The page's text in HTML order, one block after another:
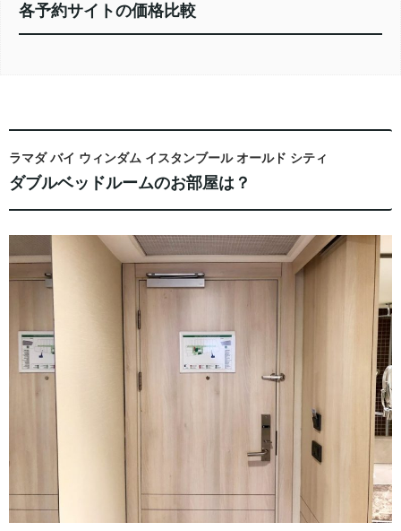
各予約サイトの価格比較
ラマダ バイ ウィンダム イスタンブール オールド シティ
ダブルベッドルームのお部屋は？